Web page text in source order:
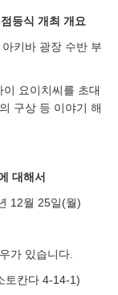
등식 개최 개요
키바 광장 수반 부
요이치씨를 초대
구상 등 이야기 해
대해서
12월 25일(월)
가 있습니다.
토칸다 4-14-1)